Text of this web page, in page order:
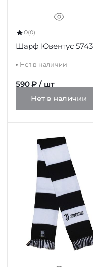
0(0)
Шарф Ювентус 5743
Нет в наличии
590 ₽ / шт
Нет в наличии